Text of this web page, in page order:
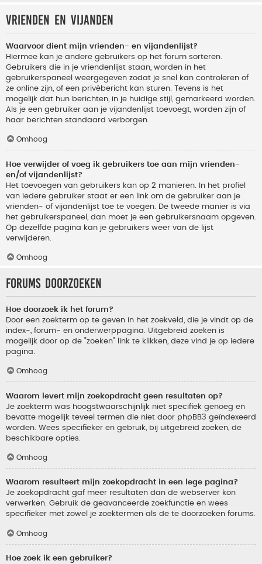
Vrienden en vijanden
Waarvoor dient mijn vrienden- en vijandenlijst?
Hiermee kan je andere gebruikers op het forum sorteren.
Gebruikers die in je vriendenlijst staan, worden in het
gebruikerspaneel weergegeven zodat je snel kan controleren of
ze online zijn, of een privébericht kan sturen. Tevens is het
mogelijk dat hun berichten, in je huidige stijl, gemarkeerd worden.
Als je een gebruiker aan je vijandenlijst toevoegt, worden zijn of
haar berichten standaard verborgen.
Omhoog
Hoe verwijder of voeg ik gebruikers toe aan mijn vrienden-
en/of vijandenlijst?
Het toevoegen van gebruikers kan op 2 manieren. In het profiel
van iedere gebruiker staat er een link om de gebruiker aan je
vrienden- of vijandenlijst toe te voegen. De tweede manier is via
het gebruikerspaneel, dan moet je een gebruikersnaam opgeven.
Op dezelfde pagina kan je gebruikers weer van de lijst
verwijderen.
Omhoog
Forums doorzoeken
Hoe doorzoek ik het forum?
Door een zoekterm op te geven in het zoekveld, die je vindt op de
index-, forum- en onderwerppagina. Uitgebreid zoeken is
mogelijk door op de "zoeken" link te klikken, deze vind je op iedere
pagina.
Omhoog
Waarom levert mijn zoekopdracht geen resultaten op?
Je zoekterm was hoogstwaarschijnlijk niet specifiek genoeg en
bevatte mogelijk teveel termen die niet door phpBB3 geïndexeerd
worden. Wees specifieker en gebruik, bij uitgebreid zoeken, de
beschikbare opties.
Omhoog
Waarom resulteert mijn zoekopdracht in een lege pagina?
Je zoekopdracht gaf meer resultaten dan de webserver kon
verwerken. Gebruik de geavanceerde zoekfunctie en wees
specifieker met zowel je zoektermen als de te doorzoeken forums.
Omhoog
Hoe zoek ik een gebruiker?